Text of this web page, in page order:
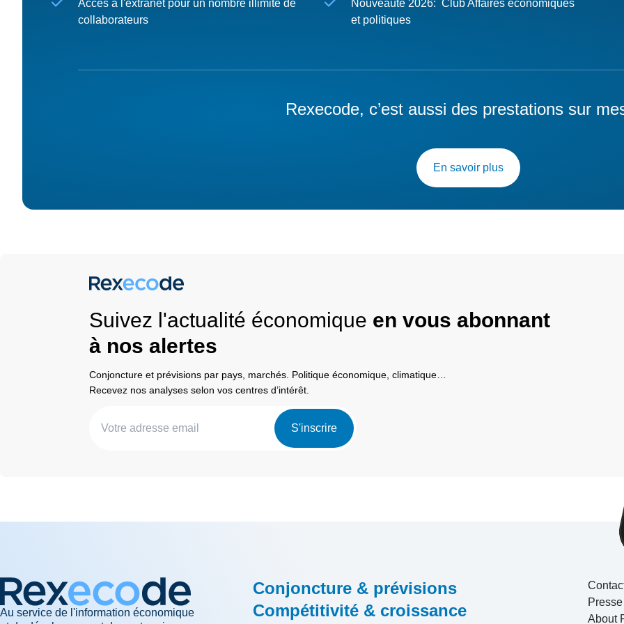
Accès à l'extranet pour un nombre illimité de
collaborateurs
Nouveauté 2026: Club Affaires économiques
et politiques
Rexecode, c’est aussi des prestations sur
En savoir plus
Suivez l'actualité économique en vous abonnant
à nos alertes
Conjoncture et prévisions par pays, marchés. Politique économique, climatique…
Recevez nos analyses selon vos centres d’intérêt.
S'inscrire
Au service de l'information économique
Conjoncture & prévisions
Compétitivité & croissance
Presse
About